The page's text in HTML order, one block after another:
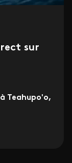
sur
Teahupo'o,